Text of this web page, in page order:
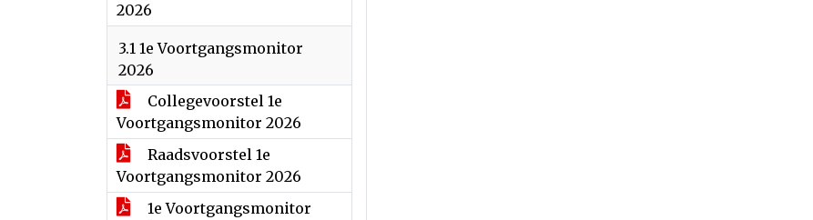
2026
3.1 1e Voortgangsmonitor
2026
Collegevoorstel 1e
Voortgangsmonitor 2026
Raadsvoorstel 1e
Voortgangsmonitor 2026
1e Voortgangsmonitor